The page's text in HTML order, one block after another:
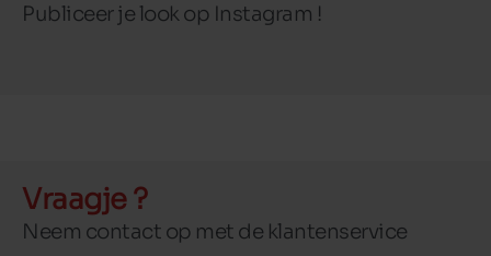
Publiceer je look op Instagram !
Vraagje ?
Neem contact op met de klantenservice